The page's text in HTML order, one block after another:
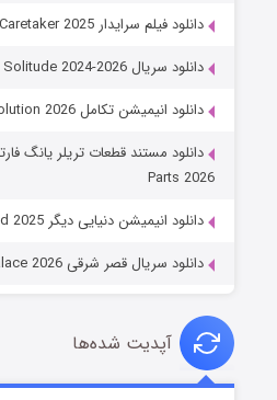
دانلود فیلم سرایدار The Caretaker 2025
دانلود سریال One Hundred Years of Solitude 2024-2026
دانلود انیمیشن تکامل Evolution 2026
Parts 2026
دانلود انیمیشن دنیایی دیگر Another World 2025
دانلود سریال قصر شرقی The East Palace 2026
آپدیت شده‌ها